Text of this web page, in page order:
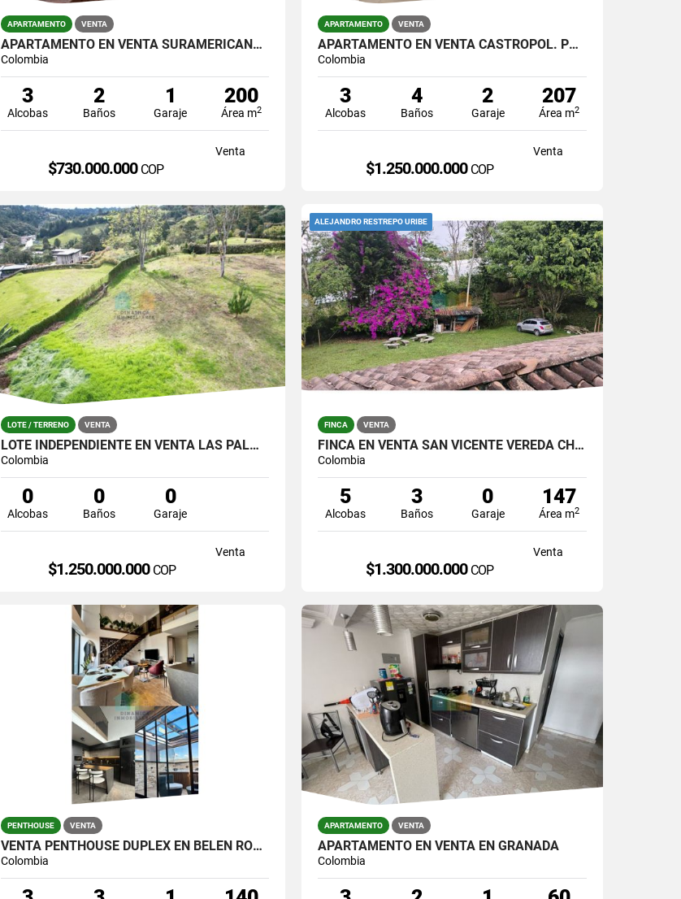
APARTAMENTO VENTA
APARTAMENTO EN VENTA SURAMERICANA ESTADIO
Colombia
3
Alcobas
2
Baños
1
Garaje
200
Área m2
Venta
$730.000.000 COP
APARTAMENTO VENTA
APARTAMENTO EN VENTA CASTROPOL. POBLADO.
Colombia
3
Alcobas
4
Baños
2
Garaje
207
Área m2
Venta
$1.250.000.000 COP
LOTE / TERRENO VENTA
LOTE INDEPENDIENTE EN VENTA LAS PALMAS EN PARCELACIÓN
Colombia
0
Alcobas
0
Baños
0
Garaje
Venta
$1.250.000.000 COP
ALEJANDRO RESTREPO URIBE
FINCA VENTA
FINCA EN VENTA SAN VICENTE VEREDA CHAPARRAL SOLO CONTADO
Colombia
5
Alcobas
3
Baños
0
Garaje
147
Área m2
Venta
$1.300.000.000 COP
PENTHOUSE VENTA
VENTA PENTHOUSE DUPLEX EN BELEN ROSALES
Colombia
APARTAMENTO VENTA
APARTAMENTO EN VENTA EN GRANADA
Colombia